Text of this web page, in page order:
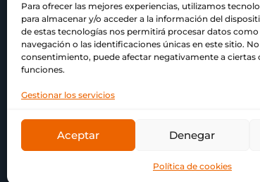
Para ofrecer las mejores experiencias, utilizamos
para almacenar y/o acceder a la información del
de estas tecnologías nos permitirá procesar datos
navegación o las identificaciones únicas en este sitio.
consentimiento, puede afectar negativamente a ciertas
funciones.
Gestionar los servicios
Aceptar Denegar
Política de cookies
© Copyright